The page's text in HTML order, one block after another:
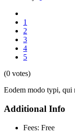
1
2
3
4
5
(0 votes)
Eodem modo typi, qui
Additional Info
Fees: Free